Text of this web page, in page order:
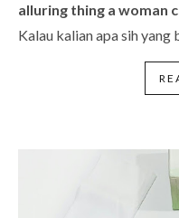
alluring thing a woman
Kalau kalian apa sih